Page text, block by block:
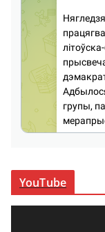
YouTube